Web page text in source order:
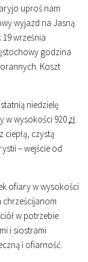
uproś nam
wyjazd na Jasną
września
godzina
Koszt
niedzielę
w wysokości 920 zł.
czystą
– wejście od
ofiary w wysokości
w potrzebie.
i siostrami
i ofiarność.